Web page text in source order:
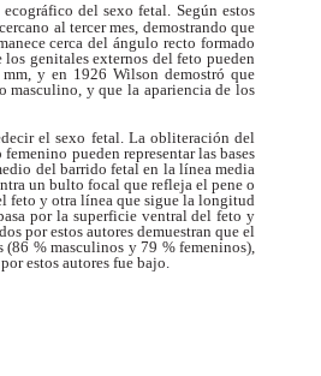
ecográfico del sexo fetal. Según estos
altercer mes, demostrando que
cerca del ángulorecto formado
los genitales externos del feto pueden
y en 1926 Wilson demostró que
masculino, y quela apariencia de los
el sexo fetal. La obliteración del
femenino pueden representar las bases
del barridofetal en la línea media
un bulto focal que refleja el pene o
feto y otra línea que sigue la longitud
por la superficie ventral del feto y
por estos autores demuestran que el
(86 % masculinos y 79 %femeninos),
estos autores fue bajo.